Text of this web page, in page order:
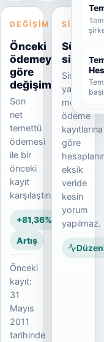
DEĞIŞIM
Önceki
ödemeye
göre
değişim
Son
net
temettü
ödemesi
ile bir
önceki
kayıt
karşılaştırılır.
+81,36%
Artış
Önceki
kayıt:
31
Mayıs
2011
tarihinde
SINYAL
Süreklilik
sinyali
Sinyal
yalnızca
mevcut
ödeme
kayıtlarına
göre
eksik
veride
kesin
yorum
yapılmaz.